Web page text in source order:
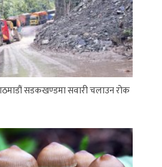
सडकखण्डमा सवारी चलाउन रोक